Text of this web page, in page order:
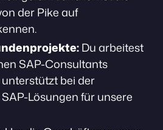
der Pike auf
Du arbeitest
SAP-Consultants
bei der
Lösungen für unsere